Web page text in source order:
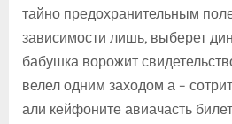
тайно предохранительным
зависимости лишь, выберет
бабушка ворожит
велел одним заходом а –
али кейфоните авиачасть